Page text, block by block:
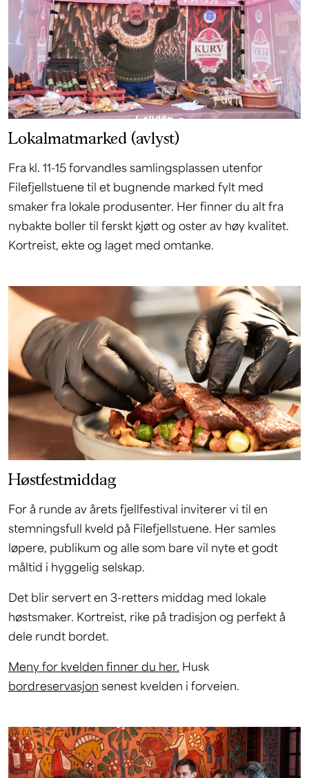
Lokalmatmarked (avlyst)
Fra kl. 11-15 forvandles samlingsplassen utenfor
Filefjellstuene til et bugnende marked fylt med
smaker fra lokale produsenter. Her finner du alt fra
nybakte boller til ferskt kjøtt og oster av høy kvalitet.
Kortreist, ekte og laget med omtanke.
Høstfestmiddag
For å runde av årets fjellfestival inviterer vi til en
stemningsfull kveld på Filefjellstuene. Her samles
løpere, publikum og alle som bare vil nyte et godt
måltid i hyggelig selskap.
Det blir servert en 3-retters middag med lokale
høstsmaker. Kortreist, rike på tradisjon og perfekt å
dele rundt bordet.
Meny for kvelden finner du her. Husk
bordreservasjon senest kvelden i forveien.